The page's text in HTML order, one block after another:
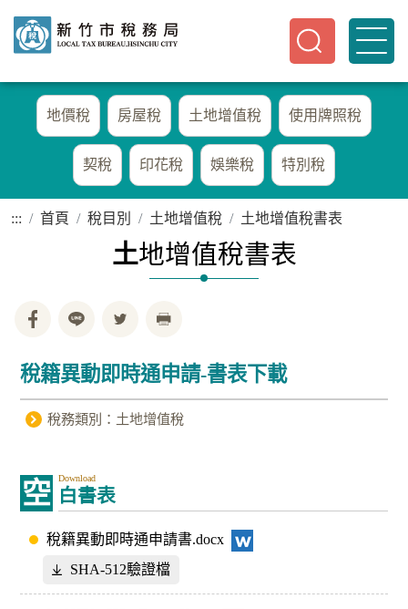
地價稅 房屋稅 土地增值稅 使用牌照稅
契稅 印花稅 娛樂稅 特別稅
::: 首頁 稅目別 土地增值稅 土地增值稅書表
土地增值稅書表
稅籍異動即時通申請-書表下載
稅務類別：土地增值稅
空 Download
白書表
稅籍異動即時通申請書.docx
SHA-512驗證檔